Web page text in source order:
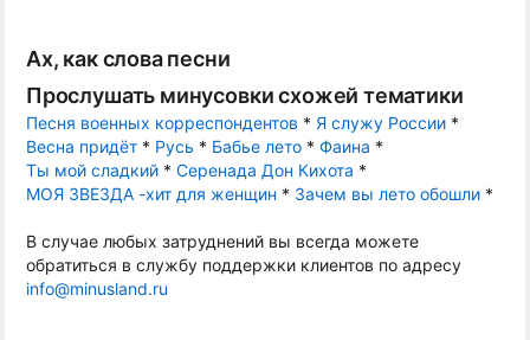
Ах, как слова песни
Прослушать минусовки схожей тематики
Песня военных корреспондентов * Я служу России *
Весна придёт * Русь * Бабье лето * Фаина *
Ты мой сладкий * Серенада Дон Кихота *
МОЯ ЗВЕЗДА -хит для женщин * Зачем вы лето обошли *
В случае любых затруднений вы всегда можете
обратиться в службу поддержки клиентов по адресу
info@minusland.ru